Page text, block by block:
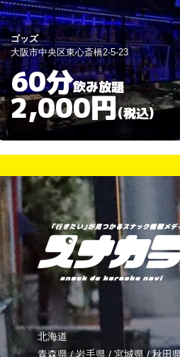
BAR 81
大阪市中央区東心斎橋2-3-10
60分飲み放題
3,000円(税込)
北海道
青森県/岩手県 / 宮城県 /秋田